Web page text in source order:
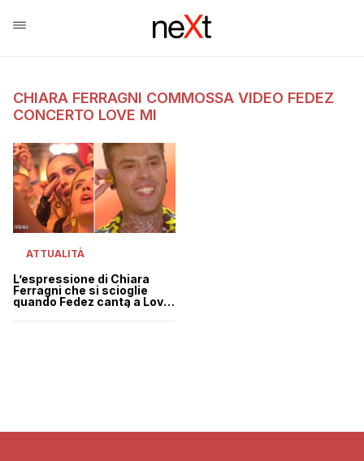
CHIARA FERRAGNI COMMOSSA VIDEO FEDEZ
CONCERTO LOVE MI
ATTUALITÀ
L’espressione di Chiara
Ferragni che si scioglie
quando Fedez canta a Love